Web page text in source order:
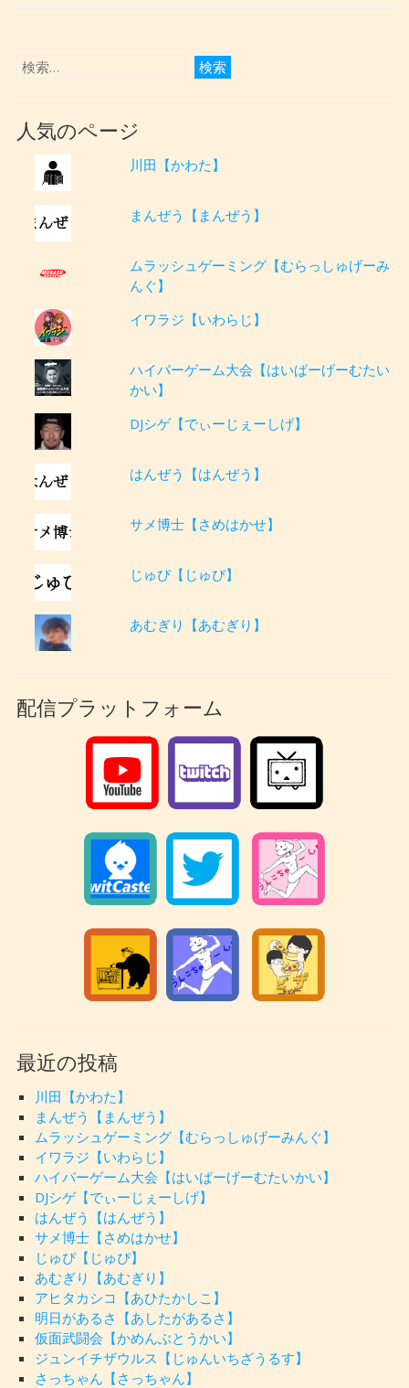
人気のページ
川田【かわた】
まんぜう【まんぜう】
ムラッシュゲーミング【むらっしゅげーみ
んぐ】
イワラジ【いわらじ】
ハイパーゲーム大会【はいぱーげーむたい
かい】
DJシゲ【でぃーじぇーしげ】
はんぜう【はんぜう】
サメ博士【さめはかせ】
じゅぴ【じゅぴ】
あむぎり【あむぎり】
配信プラットフォーム
最近の投稿
川田【かわた】
まんぜう【まんぜう】
ムラッシュゲーミング【むらっしゅげーみんぐ】
イワラジ【いわらじ】
ハイパーゲーム大会【はいぱーげーむたいかい】
DJシゲ【でぃーじぇーしげ】
はんぜう【はんぜう】
サメ博士【さめはかせ】
じゅぴ【じゅぴ】
あむぎり【あむぎり】
アヒタカシコ【あひたかしこ】
明日があるさ【あしたがあるさ】
仮面武闘会【かめんぶとうかい】
ジュンイチザウルス【じゅんいちざうるす】
さっちゃん【さっちゃん】